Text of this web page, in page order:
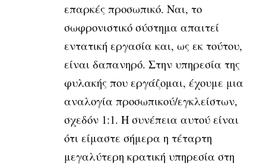
επαρκές προσωπικό. Ναι, το
σωφρονιστικό σύστημα απαιτεί
εντατική εργασία και, ως εκ τούτου,
είναι δαπανηρό. Στην υπηρεσία της
φυλακής που εργάζομαι, έχουμε μια
αναλογία προσωπικού/εγκλείστων,
σχεδόν 1:1. Η συνέπεια αυτού είναι
ότι είμαστε σήμερα η τέταρτη
μεγαλύτερη κρατική υπηρεσία στη